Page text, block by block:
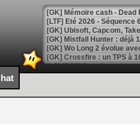
[LTF] Eté 2026 - Séquence
[GK] Mistfall Hunter : déjà
[GK] Wo Long 2 évolue
[GK] Crossfire : un TPS à
[LS] [PS5] Premiers